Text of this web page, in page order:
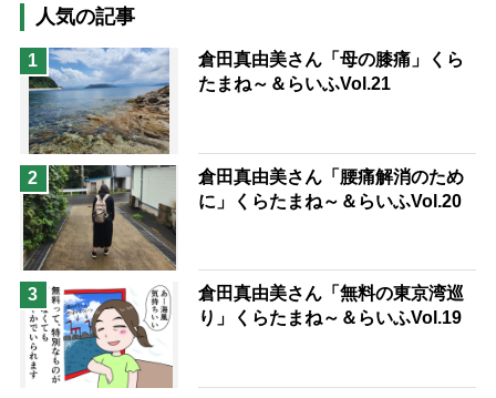
猫が母になつきません
息子の遠距離介護サバイバル術
兄がボケました
便利なサービス
予防法
人気の記事
1
倉田真由美さん「母の膝痛」くら
たまね～＆らいふVol.21
2
倉田真由美さん「腰痛解消のため
に」くらたまね～＆らいふVol.20
3
倉田真由美さん「無料の東京湾巡
り」くらたまね～＆らいふVol.19